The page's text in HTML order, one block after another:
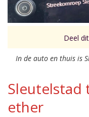
Deel
In de auto en thuis is
Sleutelstad
ether